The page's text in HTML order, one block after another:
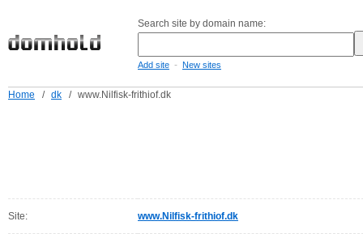
Search site by domain name:
Add site - New sites
Home / dk / www.Nilfisk-frithiof.dk
Site: www.Nilfisk-frithiof.dk